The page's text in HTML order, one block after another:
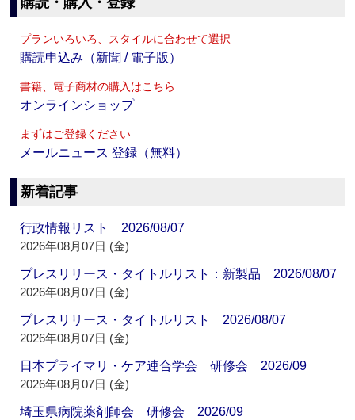
プランいろいろ、スタイルに合わせて選択
購読申込み（新聞 / 電子版）
書籍、電子商材の購入はこちら
オンラインショップ
まずはご登録ください
メールニュース 登録（無料）
新着記事
行政情報リスト 2026/08/07
2026年08月07日 (金)
プレスリリース・タイトルリスト：新製品 2026/08/07
2026年08月07日 (金)
プレスリリース・タイトルリスト 2026/08/07
2026年08月07日 (金)
日本プライマリ・ケア連合学会 研修会 2026/09
2026年08月07日 (金)
埼玉県病院薬剤師会 研修会 2026/09